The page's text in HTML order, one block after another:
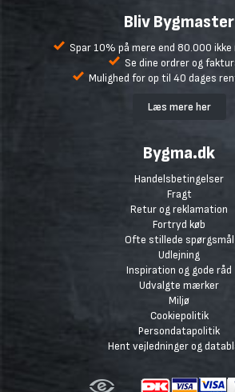
Bliv Bygmaster
Spar 10% på mere end 80.000
Se dine ordrer og
Mulighed for op til 40 dages
Læs mere her
Bygma.dk
Handelsbetingelser
Fragt
Retur og reklamation
Fortryd køb
Ofte stillede spørgsmål
Udlejning
Inspiration og gode råd
Udvalgte mærker
Miljø
Cookiepolitik
Persondatapolitik
Hent vejledninger og